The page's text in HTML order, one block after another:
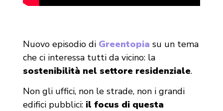
Nuovo episodio di Greentopia su un tema
che ci interessa tutti da vicino: la
sostenibilità nel settore residenziale.
Non gli uffici, non le strade, non i grandi
edifici pubblici: il focus di questa